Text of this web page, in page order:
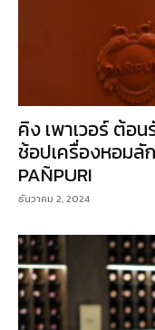
คิง เพาเวอร์ ต้อ
ช้อปเครื่องหอมลั
PAÑPURI
ธันวาคม 2, 2024